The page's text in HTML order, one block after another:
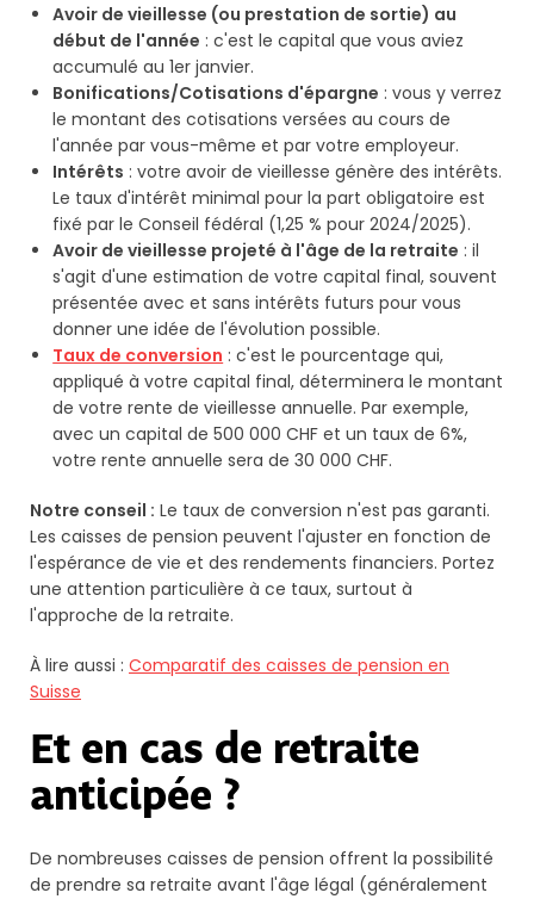
Avoir de vieillesse (ou prestation de sortie) au
début de l'année : c'est le capital que vous aviez
accumulé au 1er janvier.
Bonifications/Cotisations d'épargne : vous y verrez
le montant des cotisations versées au cours de
l'année par vous-même et par votre employeur.
Intérêts : votre avoir de vieillesse génère des intérêts.
Le taux d'intérêt minimal pour la part obligatoire est
fixé par le Conseil fédéral (1,25 % pour 2024/2025).
Avoir de vieillesse projeté à l'âge de la retraite : il
s'agit d'une estimation de votre capital final, souvent
présentée avec et sans intérêts futurs pour vous
donner une idée de l'évolution possible.
Taux de conversion : c'est le pourcentage qui,
appliqué à votre capital final, déterminera le montant
de votre rente de vieillesse annuelle. Par exemple,
avec un capital de 500 000 CHF et un taux de 6%,
votre rente annuelle sera de 30 000 CHF.
Notre conseil : Le taux de conversion n'est pas garanti.
Les caisses de pension peuvent l'ajuster en fonction de
l'espérance de vie et des rendements financiers. Portez
une attention particulière à ce taux, surtout à
l'approche de la retraite.
À lire aussi : Comparatif des caisses de pension en
Suisse
Et en cas de retraite
anticipée ?
De nombreuses caisses de pension offrent la possibilité
de prendre sa retraite avant l'âge légal (généralement